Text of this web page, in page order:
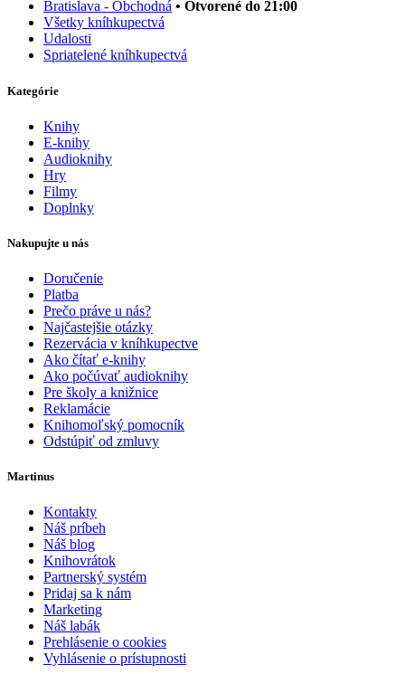
Bratislava - Obchodná • Otvorené do 21:00
Všetky kníhkupectvá
Udalosti
Spriatelené kníhkupectvá
Kategórie
Knihy
E-knihy
Audioknihy
Hry
Filmy
Doplnky
Nakupujte u nás
Doručenie
Platba
Prečo práve u nás?
Najčastejšie otázky
Rezervácia v kníhkupectve
Ako čítať e-knihy
Ako počúvať audioknihy
Pre školy a knižnice
Reklamácie
Knihomoľský pomocník
Odstúpiť od zmluvy
Martinus
Kontakty
Náš príbeh
Náš blog
Knihovrátok
Partnerský systém
Pridaj sa k nám
Marketing
Náš labák
Prehlásenie o cookies
Vyhlásenie o prístupnosti